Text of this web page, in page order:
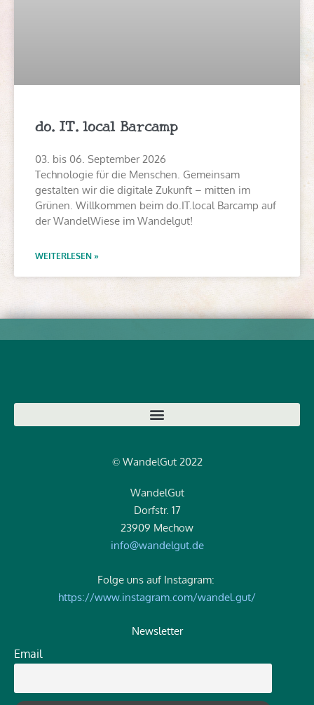
do.IT.local Barcamp
03. bis 06. September 2026
Technologie für die Menschen. Gemeinsam
gestalten wir die digitale Zukunft – mitten im
Grünen. Willkommen beim do.IT.local Barcamp auf
der WandelWiese im Wandelgut!
WEITERLESEN »
© WandelGut 2022
WandelGut
Dorfstr. 17
23909 Mechow
info@wandelgut.de
Folge uns auf Instagram:
https://www.instagram.com/wandel.gut/
Newsletter
Email